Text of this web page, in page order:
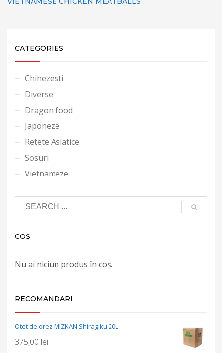
CATEGORIES
Chinezesti
Diverse
Dragon food
Japoneze
Retete Asiatice
Sosuri
Vietnameze
COȘ
Nu ai niciun produs în coș.
RECOMANDARI
Otet de orez MIZKAN Shiragiku 20L
375,00 lei